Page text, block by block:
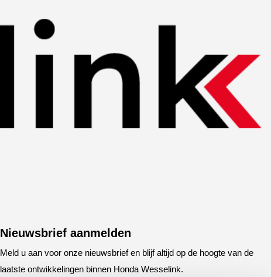
Nieuwsbrief aanmelden
Meld u aan voor onze nieuwsbrief en blijf altijd op de hoogte van de
laatste ontwikkelingen binnen Honda Wesselink.